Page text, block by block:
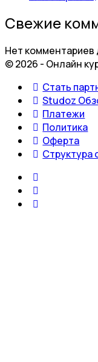
Свежие
Нет комментариев
© 2026 - Онлайн
Стать
Studoz
Платежи
Политика
Оферта
Структура